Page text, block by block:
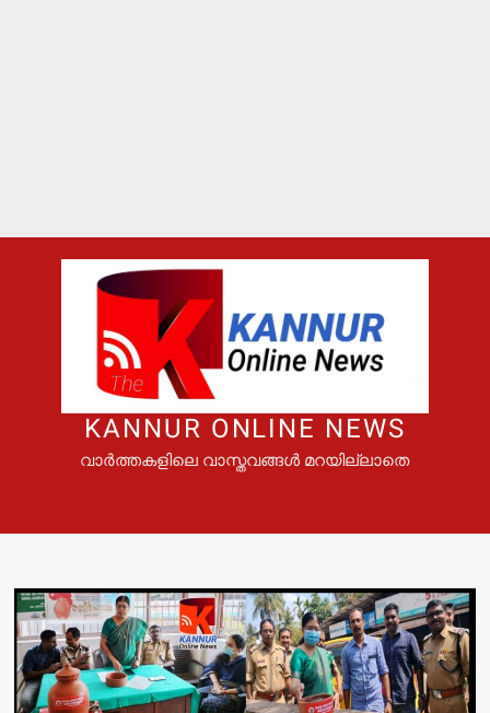
KANNUR ONLINE NEWS
വാർത്തകളിലെ വാസ്തവങ്ങൾ മറയില്ലാതെ